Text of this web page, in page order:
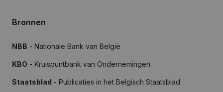
Bronnen
NBB - Nationale Bank van België
KBO - Kruispuntbank van Ondernemingen
Staatsblad - Publicaties in het Belgisch Staatsblad